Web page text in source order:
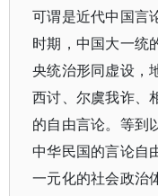
可谓是近代中国言
时期，中国大一统
央统治形同虚设，
西讨、尔虞我诈、
的自由言论。等到
中华民国的言论自
一元化的社会政治